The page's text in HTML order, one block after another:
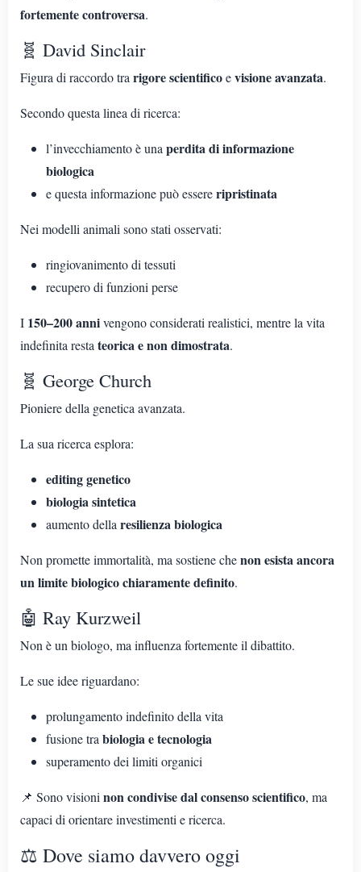
fortemente controversa.
🧬 David Sinclair
Figura di raccordo tra rigore scientificoevisione avanzata.
Secondo questa linea di ricerca:
l’invecchiamento è una perdita di informazione
biologica
e questa informazione può essereripristinata
Nei modelli animali sono stati osservati:
ringiovanimento di tessuti
recupero di funzioni perse
I 150–200 annivengono considerati realistici, mentre la vita
indefinita resta teorica e non dimostrata.
🧬 George Church
Pioniere della genetica avanzata.
La sua ricerca esplora:
editing genetico
biologia sintetica
aumento della resilienza biologica
Non promette immortalità, ma sostiene chenon esista ancora
un limite biologico chiaramente definito.
🤖 Ray Kurzweil
Non è un biologo, ma influenza fortemente il dibattito.
Le sue idee riguardano:
prolungamento indefinito della vita
fusione tra biologia e tecnologia
superamento dei limiti organici
📌 Sono visioni non condivise dal consenso scientifico, ma
capaci di orientare investimenti e ricerca.
⚖️ Dove siamo davvero oggi